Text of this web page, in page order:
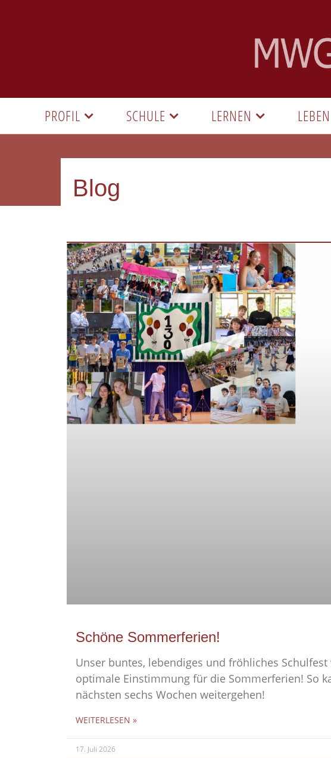
PROFIL SCHULE LERNEN LEBEN
Blog
Schöne Sommerferien!
Unser buntes, lebendiges und fröhliches Schulfest
optimale Einstimmung für die Sommerferien! So
nächsten sechs Wochen weitergehen!
WEITERLESEN »
17. Juli 2026